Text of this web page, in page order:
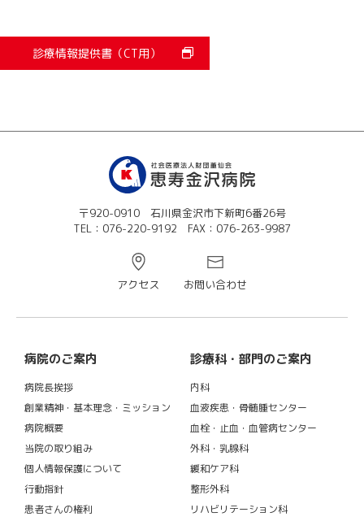
診療情報提供書（CT用）
〒920-0910 石川県金沢市下新町6番26号
TEL： 076-220-9192 FAX：076-263-9987
アクセス お問い合わせ
病院のご案内
病院長挨拶
創業精神・基本理念・ミッション
病院概要
当院の取り組み
個人情報保護について
行動指針
患者さんの権利
診療科・部門のご案内
内科
血液疾患・骨髄腫センター
血栓・止血・血管病センター
外科・乳腺科
緩和ケア科
整形外科
リハビリテーション科